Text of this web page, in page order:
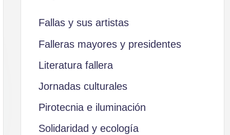
Fallas y sus artistas
Falleras mayores y presidentes
Literatura fallera
Jornadas culturales
Pirotecnia e iluminación
Solidaridad y ecología